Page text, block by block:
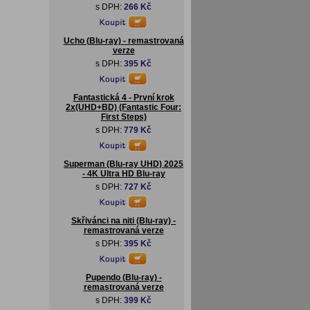
s DPH: 266 Kč
Ucho (Blu-ray) - remastrovaná
verze
s DPH: 395 Kč
Fantastická 4 - První krok
2x(UHD+BD) (Fantastic Four:
First Steps)
s DPH: 779 Kč
Superman (Blu-ray UHD) 2025
- 4K Ultra HD Blu-ray
s DPH: 727 Kč
Skřivánci na niti (Blu-ray) -
remastrovaná verze
s DPH: 395 Kč
Pupendo (Blu-ray) -
remastrovaná verze
s DPH: 399 Kč